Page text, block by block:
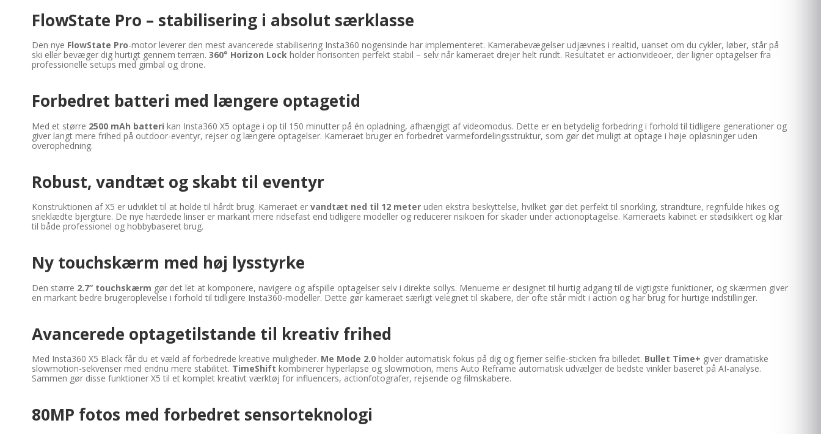
FlowState Pro – stabilisering i absolut særklasse
Den nye FlowState Pro-motor leverer den mest avancerede stabilisering Insta360 nogensinde har implementeret. Kamerabevægelser udjævnes i realtid, uanset om du cykler, løber, står på
ski eller bevæger dig hurtigt gennem terræn. 360° Horizon Lock holder horisonten perfekt stabil – selv når kameraet drejer helt rundt. Resultatet er actionvideoer, der ligner optagelser fra
professionelle setups med gimbal og drone.
Forbedret batteri med længere optagetid
Med et større 2500 mAh batteri kan Insta360 X5 optage i op til 150 minutter på én opladning, afhængigt af videomodus. Dette er en betydelig forbedring i forhold til tidligere generationer og
giver langt mere frihed på outdoor-eventyr, rejser og længere optagelser. Kameraet bruger en forbedret varmefordelingsstruktur, som gør det muligt at optage i høje opløsninger uden
overophedning.
Robust, vandtæt og skabt til eventyr
Konstruktionen af X5 er udviklet til at holde til hårdt brug. Kameraet er vandtæt ned til 12 meter uden ekstra beskyttelse, hvilket gør det perfekt til snorkling, strandture, regnfulde hikes og
sneklædte bjergture. De nye hærdede linser er markant mere ridsefast end tidligere modeller og reducerer risikoen for skader under actionoptagelse. Kameraets kabinet er stødsikkert og klar
til både professionel og hobbybaseret brug.
Ny touchskærm med høj lysstyrke
Den større 2.7” touchskærm gør det let at komponere, navigere og afspille optagelser selv i direkte sollys. Menuerne er designet til hurtig adgang til de vigtigste funktioner, og skærmen giver
en markant bedre brugeroplevelse i forhold til tidligere Insta360-modeller. Dette gør kameraet særligt velegnet til skabere, der ofte står midt i action og har brug for hurtige indstillinger.
Avancerede optagetilstande til kreativ frihed
Med Insta360 X5 Black får du et væld af forbedrede kreative muligheder. Me Mode 2.0 holder automatisk fokus på dig og fjerner selfie-sticken fra billedet. Bullet Time+ giver dramatiske
slowmotion-sekvenser med endnu mere stabilitet. TimeShift kombinerer hyperlapse og slowmotion, mens Auto Reframe automatisk udvælger de bedste vinkler baseret på AI-analyse.
Sammen gør disse funktioner X5 til et komplet kreativt værktøj for influencers, actionfotografer, rejsende og filmskabere.
80MP fotos med forbedret sensorteknologi